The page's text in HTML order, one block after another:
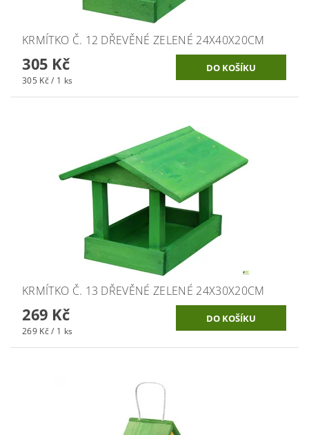
KRMÍTKO Č. 12 DŘEVĚNÉ ZELENÉ 24X40X20CM
305 Kč
305 Kč / 1 ks
KRMÍTKO Č. 13 DŘEVĚNÉ ZELENÉ 24X30X20CM
269 Kč
269 Kč / 1 ks